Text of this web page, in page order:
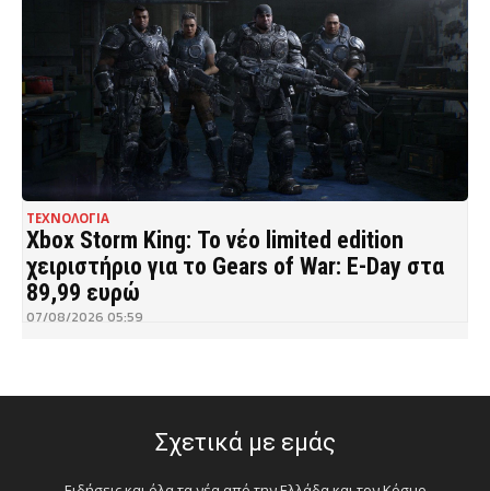
ΤΕΧΝΟΛΟΓΙΑ
Xbox Storm King: Το νέο limited edition
χειριστήριο για το Gears of War: E-Day στα
89,99 ευρώ
07/08/2026 05:59
Σχετικά με εμάς